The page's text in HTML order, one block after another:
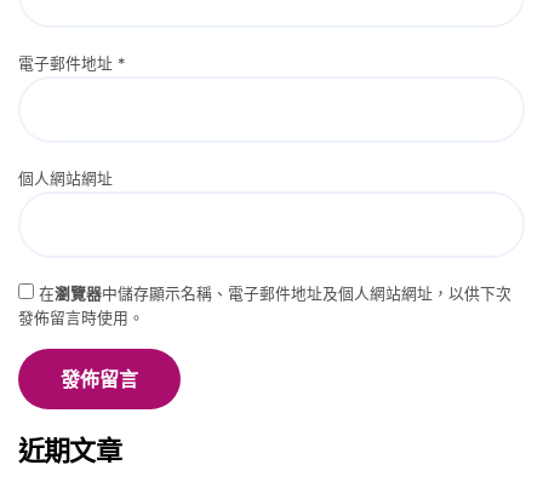
電子郵件地址 *
個人網站網址
在瀏覽器中儲存顯示名稱、電子郵件地址及個人網站網址，以供下次
發佈留言時使用。
近期文章